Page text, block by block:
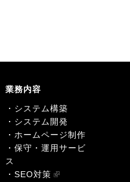
業務内容
・システム構築
・システム開発
・ホームページ制作
・保守・運用サービ
ス
・SEO対策